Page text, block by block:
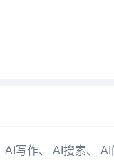
AI写作、 AI搜索、 AI